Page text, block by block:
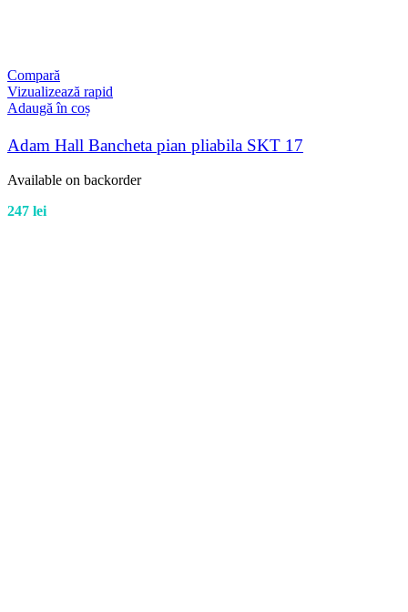
Compară
Vizualizează rapid
Adaugă în coș
Adam Hall Bancheta pian pliabila SKT 17
Available on backorder
247 lei